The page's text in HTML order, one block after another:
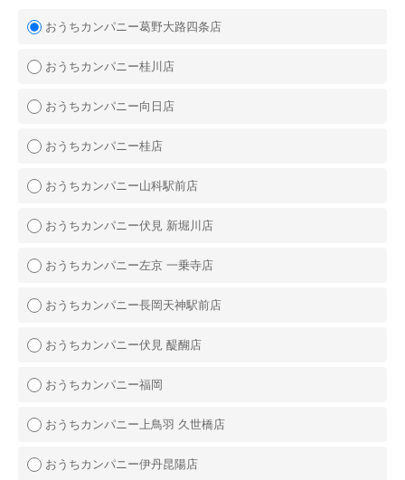
おうちカンパニー葛野大路四条店
おうちカンパニー桂川店
おうちカンパニー向日店
おうちカンパニー桂店
おうちカンパニー山科駅前店
おうちカンパニー伏見 新堀川店
おうちカンパニー左京 一乗寺店
おうちカンパニー長岡天神駅前店
おうちカンパニー伏見 醍醐店
おうちカンパニー福岡
おうちカンパニー上鳥羽 久世橋店
おうちカンパニー伊丹昆陽店